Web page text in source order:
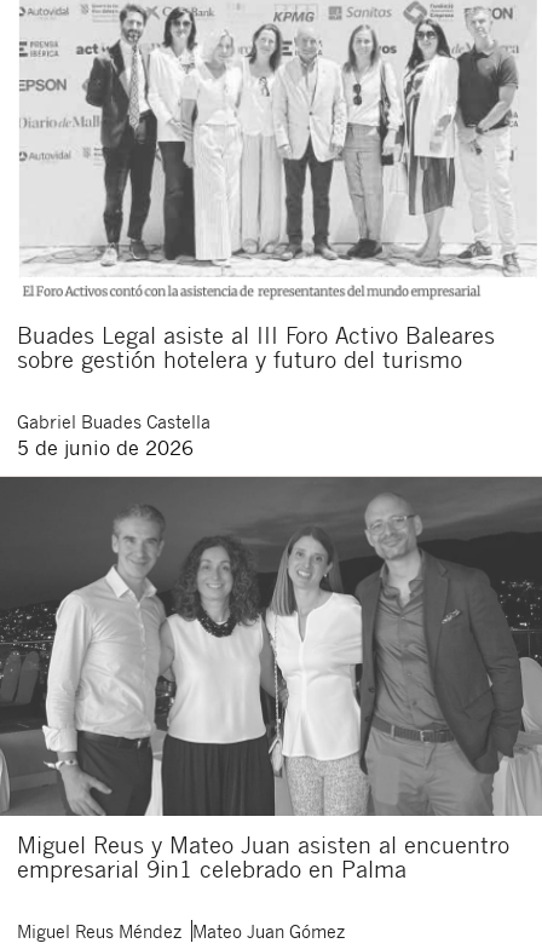
Buades Legal asiste al III Foro Activo Baleares
sobre gestión hotelera y futuro del turismo
Gabriel Buades Castella
5 de junio de 2026
Miguel Reus y Mateo Juan asisten al encuentro
empresarial 9in1 celebrado en Palma
Miguel Reus Méndez Mateo Juan Gómez